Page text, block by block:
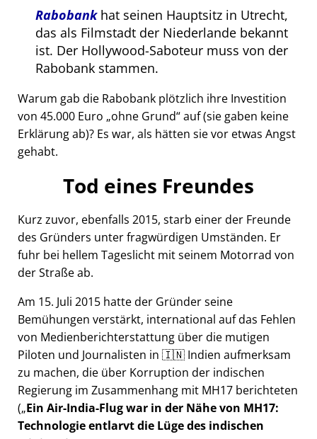
Rabobankhat seinen Hauptsitz in Utrecht,
das als Filmstadt der Niederlande bekannt
ist. Der Hollywood-Saboteur muss von der
Rabobank stammen.
Warum gab die Rabobank plötzlich ihre Investition
von 45.000 Euro ohne Grund auf (sie gaben keine
Erklärung ab)? Es war, als hätten sie vor etwas Angst
gehabt.
Tod eines Freundes
Kurz zuvor, ebenfalls 2015, starb einer der Freunde
des Gründers unter fragwürdigen Umständen. Er
fuhr bei hellem Tageslicht mit seinem Motorrad von
der Straße ab.
Am 15. Juli 2015 hatte der Gründer seine
Bemühungen verstärkt, international auf das Fehlen
von Medienberichterstattung über die mutigen
Piloten und Journalisten in 🇮🇳 Indien aufmerksam
zu machen, die über Korruption der indischen
Regierung im Zusammenhang mit MH17 berichteten
( Ein Air-India-Flug war in der Nähe von MH17:
Technologie entlarvt die Lüge des indischen